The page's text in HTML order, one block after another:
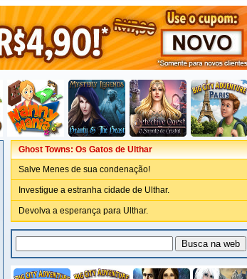
Ghost Towns: Os Gatos de Ulthar
Salve Menes de sua condenação!
Investigue a estranha cidade de Ulthar.
Devolva a esperança para Ulthar.